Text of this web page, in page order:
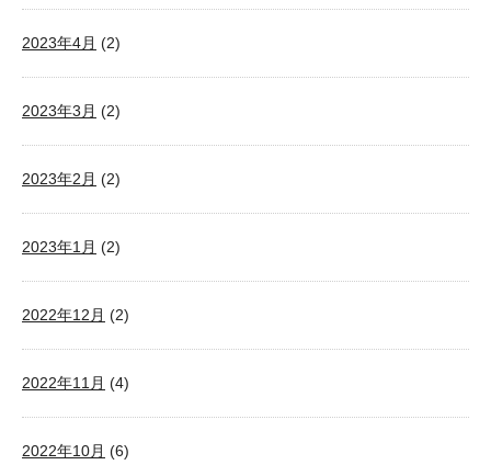
2023年4月 (2)
2023年3月 (2)
2023年2月 (2)
2023年1月 (2)
2022年12月 (2)
2022年11月 (4)
2022年10月 (6)